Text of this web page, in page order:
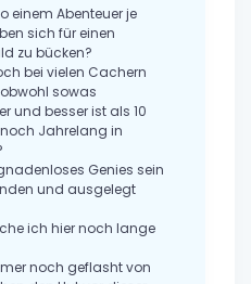
einem Abenteuer je
sich für einen
zu bücken?
bei vielen Cachern
sowas
und besser ist als 10
Jahrelang in
Genies sein
und ausgelegt
ich hier noch lange
noch geflasht von